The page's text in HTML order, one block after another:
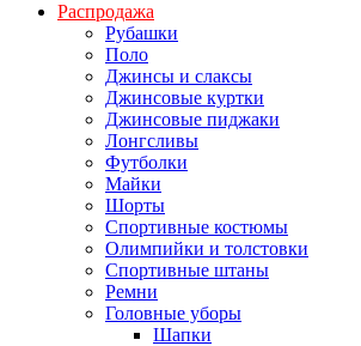
Распродажа
Рубашки
Поло
Джинсы и слаксы
Джинсовые куртки
Джинсовые пиджаки
Лонгсливы
Футболки
Майки
Шорты
Спортивные костюмы
Олимпийки и толстовки
Спортивные штаны
Ремни
Головные уборы
Шапки